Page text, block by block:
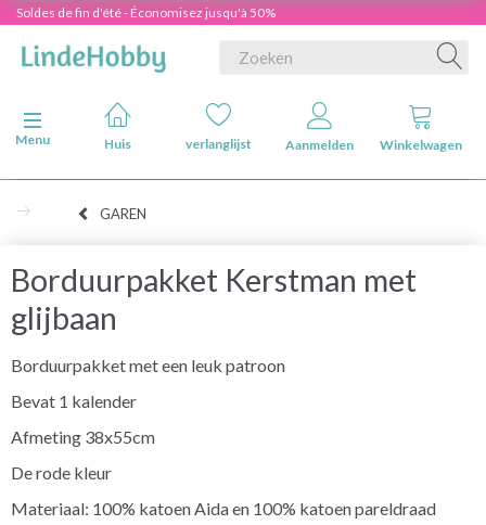
Soldes de fin d'été - Économisez jusqu'à 50%
Navigatie in-/uitschakelen
Menu
Huis verlanglijst Aanmelden Winkelwagen
GAREN
Borduurpakket Kerstman met
glijbaan
Borduurpakket met een leuk patroon
Bevat 1 kalender
Afmeting 38x55cm
De rode kleur
Materiaal: 100% katoen Aida en 100% katoen pareldraad